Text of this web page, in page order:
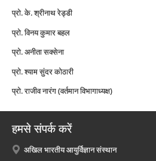
प्रो. के. श्रीनाथ रेड्डी
प्रो. विनय कुमार बहल
प्रो. अनीता सक्सेना
प्रो. श्याम सुंदर कोठारी
प्रो. राजीव नारंग (वर्तमान विभागाध्यक्ष)
हमसे संपर्क करें
अखिल भारतीय आयुर्विज्ञान संस्थान